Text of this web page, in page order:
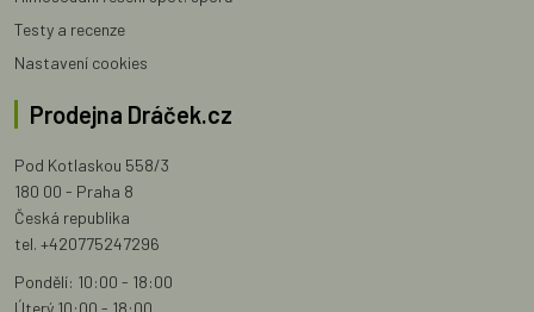
Testy a recenze
Nastavení cookies
Prodejna Dráček.cz
Pod Kotlaskou 558/3
180 00 - Praha 8
Česká republika
tel. +420775247296
Pondělí: 10:00 - 18:00